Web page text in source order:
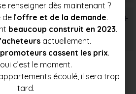
T6+
renseigner dès maintenant ?
l’offre et de la demande.
beaucoup construit en 2023.
actuellement.
cassent les prix.
c’est le moment.
écoulé, il sera trop
tard.